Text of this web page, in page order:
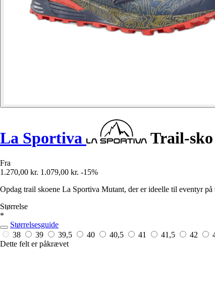
La Sportiva Trail-
Fra
1.270,00 kr. 1.079,00 kr. -15%
Opdag trail skoene La Sportiva Mutant, der er ideelle til eventyr
Størrelse
*
Størrelsesguide
38
39 39,5 40 40,5 41 41,5 42
Dette felt er påkrævet